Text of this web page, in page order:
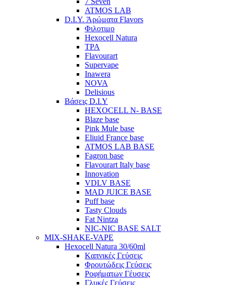
ATMOS LAB
D.I.Y. Άρώματα Flavors
Φιλοτιμο
Hexocell Natura
TPA
Flavourart
Supervape
Inawera
ΝOVA
Delisious
Βάσεις D.I.Y
HEXOCELL N- BASE
Blaze base
Pink Mule base
Eliuid France base
ATMOS LAB BASE
Fagron base
Flavourart Italy base
Innovation
VDLV BASE
MAD JUICE BASE
Puff base
Tasty Clouds
Fat Nintza
NIC-NIC BASE SALT
MIX-SHAKE-VAPE
Hexocell Natura 30/60ml
Kαπνικές Γεύσεις
Φρουτώδεις Γεύσεις
Ροφήματων Γέυσεις
Γλυκές Γεύσεις